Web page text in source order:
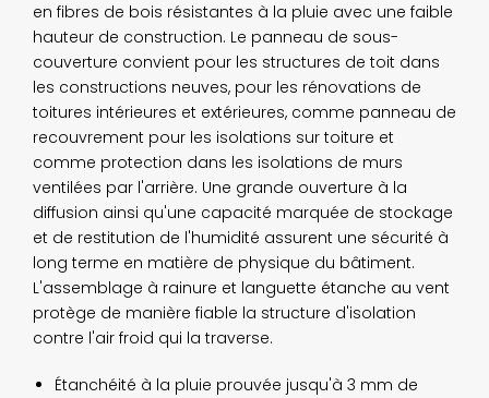
en fibres de bois résistantes à la pluie avec une faible
hauteur de construction. Le panneau de sous-
couverture convient pour les structures de toit dans
les constructions neuves, pour les rénovations de
toitures intérieures et extérieures, comme panneau de
recouvrement pour les isolations sur toiture et
comme protection dans les isolations de murs
ventilées par l'arrière. Une grande ouverture à la
diffusion ainsi qu'une capacité marquée de stockage
et de restitution de l'humidité assurent une sécurité à
long terme en matière de physique du bâtiment.
L'assemblage à rainure et languette étanche au vent
protège de manière fiable la structure d'isolation
contre l'air froid qui la traverse.
Étanchéité à la pluie prouvée jusqu'à 3 mm de